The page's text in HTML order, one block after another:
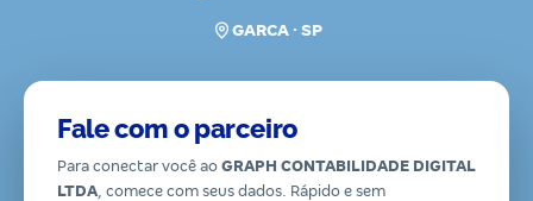
GARCA · SP
Fale com o parceiro
Para conectar você ao GRAPH CONTABILIDADE DIGITAL
LTDA, comece com seus dados. Rápido e sem